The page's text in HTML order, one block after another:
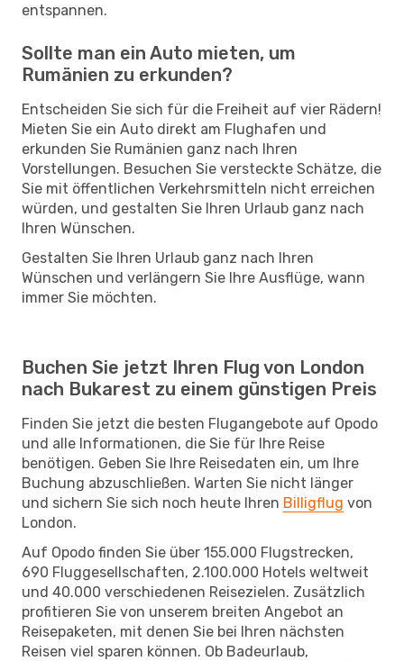
entspannen.
Sollte man ein Auto mieten, um
Rumänien zu erkunden?
Entscheiden Sie sich für die Freiheit auf vier Rädern!
Mieten Sie ein Auto direkt am Flughafen und
erkunden Sie Rumänien ganz nach Ihren
Vorstellungen. Besuchen Sie versteckte Schätze, die
Sie mit öffentlichen Verkehrsmitteln nicht erreichen
würden, und gestalten Sie Ihren Urlaub ganz nach
Ihren Wünschen.
Gestalten Sie Ihren Urlaub ganz nach Ihren
Wünschen und verlängern Sie Ihre Ausflüge, wann
immer Sie möchten.
Buchen Sie jetzt Ihren Flug von London
nach Bukarest zu einem günstigen Preis
Finden Sie jetzt die besten Flugangebote auf Opodo
und alle Informationen, die Sie für Ihre Reise
benötigen. Geben Sie Ihre Reisedaten ein, um Ihre
Buchung abzuschließen. Warten Sie nicht länger
und sichern Sie sich noch heute Ihren Billigflug von
London.
Auf Opodo finden Sie über 155.000 Flugstrecken,
690 Fluggesellschaften, 2.100.000 Hotels weltweit
und 40.000 verschiedenen Reisezielen. Zusätzlich
profitieren Sie von unserem breiten Angebot an
Reisepaketen, mit denen Sie bei Ihren nächsten
Reisen viel sparen können. Ob Badeurlaub,